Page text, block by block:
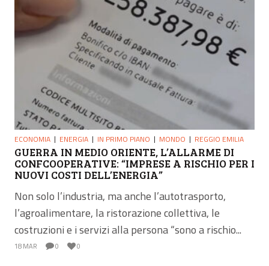
ECONOMIA ENERGIA IN PRIMO PIANO MONDO REGGIO EMILIA
GUERRA IN MEDIO ORIENTE, L’ALLARME DI
CONFCOOPERATIVE: “IMPRESE A RISCHIO PER I
NUOVI COSTI DELL’ENERGIA”
Non solo l’industria, ma anche l’autotrasporto,
l’agroalimentare, la ristorazione collettiva, le
costruzioni e i servizi alla persona “sono a rischio...
18 MAR 0 0